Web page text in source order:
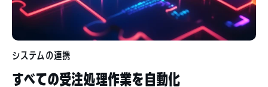
システムの連携
すべての受注処理作業を自動化